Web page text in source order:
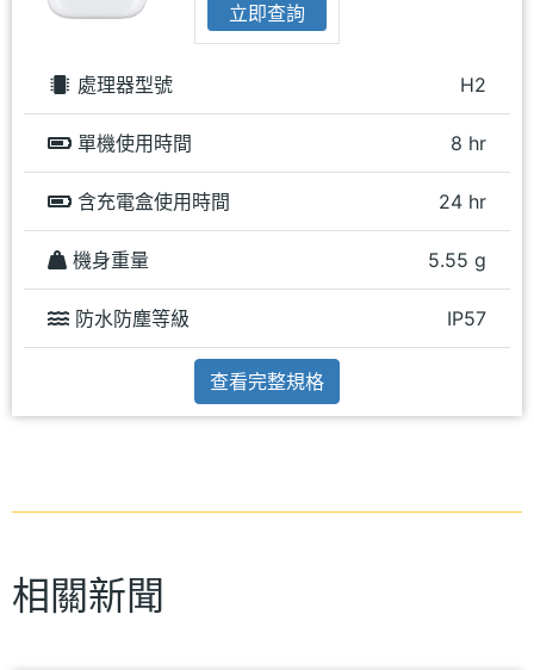
立即查詢
處理器型號 H2
單機使用時間 8 hr
含充電盒使用時間 24 hr
機身重量 5.55 g
防水防塵等級 IP57
查看完整規格
相關新聞